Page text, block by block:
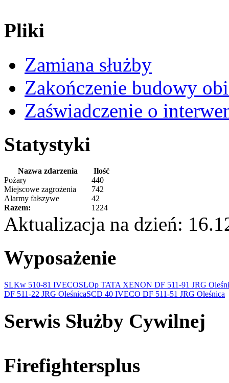
Pliki
Zamiana służby
Zakończenie budowy
Zaświadczenie o
Statystyki
Nazwa zdarzenia
Ilość
Pożary
440
Miejscowe zagrożenia
742
Alarmy fałszywe
42
Razem:
1224
Aktualizacja na dzień:
Wyposażenie
SLKw 510-81 IVECOSLOp TATA XENON DF 511-91 JRG
DF 511-22 JRG OleśnicaSCD 40 IVECO DF 511-51 JRG Oleśnica
Serwis Służby Cywilnej
Firefightersplus